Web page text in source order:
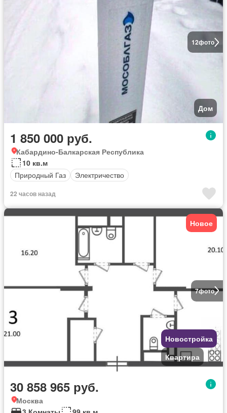
12фото
Дом
1 850 000 руб.
Кабардино-Балкарская Республика
10 кв.м
Природный Газ
Электричество
22 часов назад
7фото
Новое
Новостройка
Квартира
30 858 965 руб.
Москва